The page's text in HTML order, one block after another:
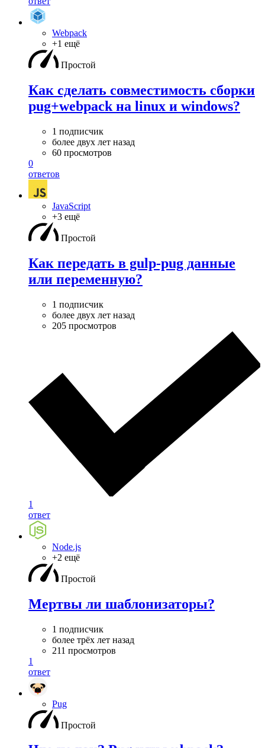
Webpack
+1 ещё
Простой
Как сделать совместимость сборки
pug+webpack на linux и windows?
1 подписчик
более двух лет назад
60 просмотров
0
ответов
JavaScript
+3 ещё
Простой
Как передать в gulp-pug данные
или переменную?
1 подписчик
более двух лет назад
205 просмотров
1
ответ
Node.js
+2 ещё
Простой
Мертвы ли шаблонизаторы?
1 подписчик
более трёх лет назад
211 просмотров
1
ответ
Pug
Простой